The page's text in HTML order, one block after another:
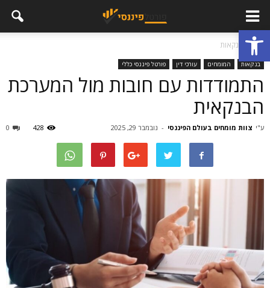
פתח סרגל נגישות
בית בנקאות
בנקאות המומחים עורכי דין פורטל פיננסי כללי
התמודדות עם חובות מול המערכת
הבנקאית
ע"י צוות מומחים בעולם הפיננסי - נובמבר 29, 2025 0 428